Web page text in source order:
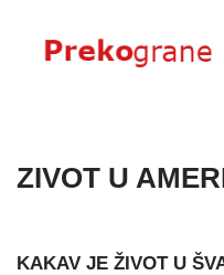
Skoči
ZIVOT U
KAKAV JE ŽIVOT U